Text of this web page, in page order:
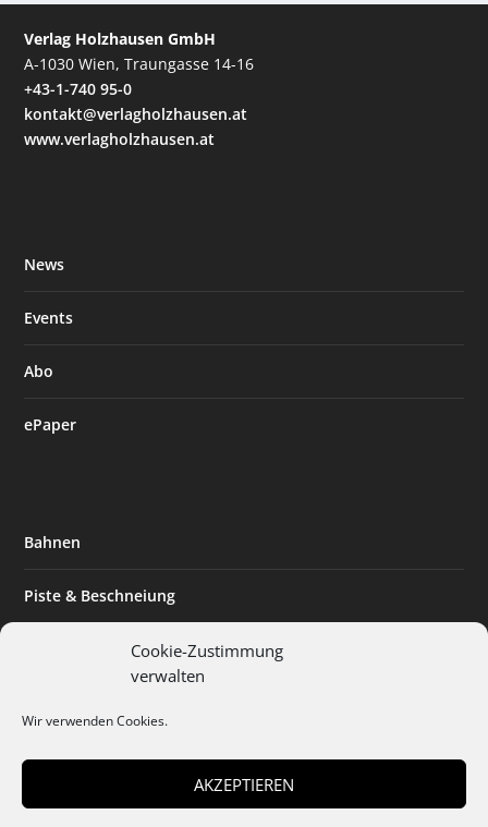
Cookie-Zustimmung
verwalten
Wir verwenden Cookies.
AKZEPTIEREN
Verlag Holzhausen GmbH
A-1030 Wien, Traungasse 14-16
+43-1-740 95-0
kontakt@verlagholzhausen.at
www.verlagholzhausen.at
News
Events
Abo
ePaper
Bahnen
Piste & Beschneiung
Expertise & Technik